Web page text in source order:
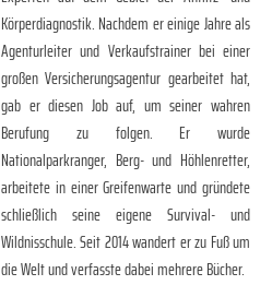
Körperdiagnostik. Nachdem er einige Jahre als
Agenturleiter und Verkaufstrainer bei einer
großen Versicherungsagentur gearbeitet hat,
gab er diesen Job auf, um seiner wahren
Berufung zu folgen. Er wurde
Nationalparkranger, Berg- und Höhlenretter,
arbeitete in einer Greifenwarte und gründete
schließlich seine eigene Survival- und
Wildnisschule. Seit 2014 wandert er zu Fuß um
die Welt und verfasste dabei mehrere Bücher.